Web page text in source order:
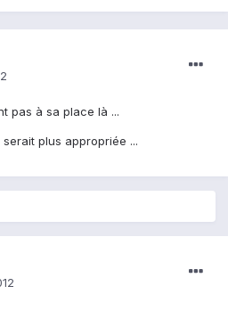
pas à sa place là ...
plus appropriée ...